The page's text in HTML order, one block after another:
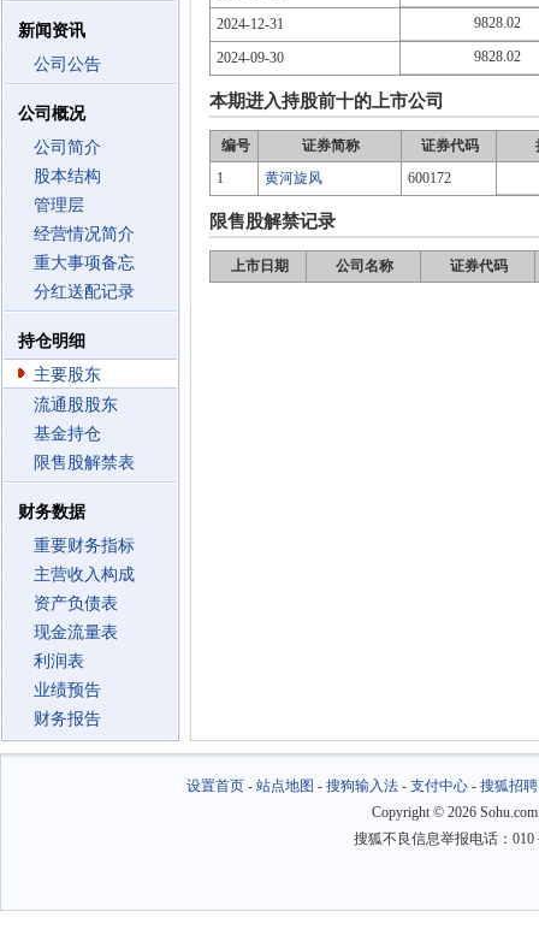
新闻资讯
公司公告
公司概况
公司简介
股本结构
管理层
经营情况简介
重大事项备忘
分红送配记录
持仓明细
主要股东
流通股股东
基金持仓
限售股解禁表
财务数据
重要财务指标
主营收入构成
资产负债表
现金流量表
利润表
业绩预告
财务报告
2024-12-31 9828.02
2024-09-30 9828.02
本期进入持股前十的上市公司
编号 证券简称 证券代码
1
黄河旋风 600172
限售股解禁记录
上市日期 公司名称 证券代码
设置首页- 站点地图 - 搜狗输入法- 支付中心- 搜狐招聘
Copyright © 2026
搜狐不良信息举报电话：010